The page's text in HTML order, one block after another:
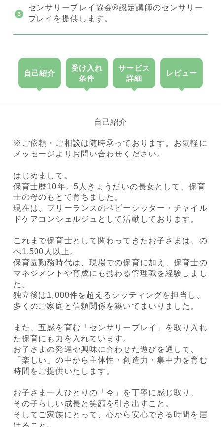
センサリープレイ協会®︎認定講師のセンサリー
プレイを提供します。
自己紹介
受け入れ
条件
サービス
詳細
レビュー
自己紹介
※ご依頼・ご相談は随時承っております。お気軽に
メッセージよりお問い合わせください。
はじめまして。
保育士歴10年。5人きょうだいの長女として、保育
士の母のもとで育ちました。
現在は、フリーランスのベビーシッター・チャイル
ドケアコンシェルジュとして活動しております。
これまで保育士として関わってきたお子さまは、の
べ1,500人以上。
保育園勤務時代は、現場での保育に加え、保育士の
マネジメントや育成にも携わる管理職を経験しまし
た。
独立後は1,000件を超えるシッティングを担当し、
多くのご家庭と信頼関係を築いてまいりました。
また、五感を育む「センサリープレイ」を取り入れ
た保育にも力を入れています。
お子さまの発達や興味に合わせた遊びを通して、
「楽しい」の中から主体性・創造力・集中力を育む
時間をご提供いたします。
お子さま一人ひとりの「今」を丁寧に感じ取り、
その子らしい成長と笑顔を引き出すこと。
そしてご家族にとって、心から安心できる時間を届